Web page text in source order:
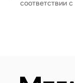
соответствии с